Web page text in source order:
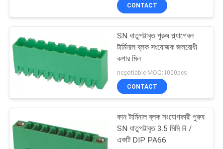
যোগাযোগ
করুন
উদ্ধৃতির
জন্য
আবেদন
CONTACT
SN ধাতুপট্টাবৃত পুরুষ প্ল্যাগেবল
টার্মিনাল ব্লক সংযোজক জলরোধী
কপার মিল
negotiable MOQ:1000pcs
CONTACT
কান টার্মিনাল ব্লক সংযোগকারী পুরুষ
SN ধাতুপট্টাবৃত 3.5 মিমি R /
একটি DIP PA66